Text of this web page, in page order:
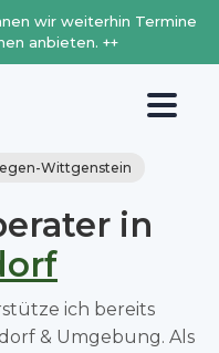
wir weiterhin Termine
anbieten. ++
Wittgenstein
in
ich bereits
& Umgebung. Als